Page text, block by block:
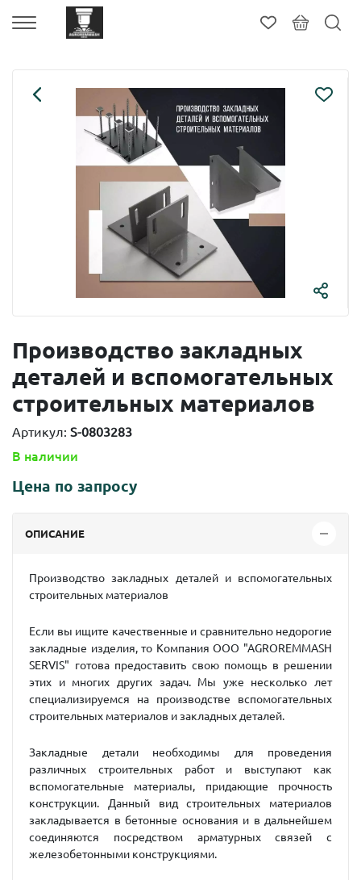
Производство закладных
деталей и вспомогательных
строительных материалов
Артикул: S-0803283
В наличии
Цена по запросу
ОПИСАНИЕ
Производство закладных деталей и вспомогательных
строительных материалов
Если вы ищите качественные и сравнительно недорогие
закладные изделия, то Компания OOO "AGROREMMASH
SERVIS" готова предоставить свою помощь в решении
этих и многих других задач. Мы уже несколько лет
специализируемся на производстве вспомогательных
строительных материалов и закладных деталей.
Закладные детали необходимы для проведения
различных строительных работ и выступают как
вспомогательные материалы, придающие прочность
конструкции. Данный вид строительных материалов
закладывается в бетонные основания и в дальнейшем
соединяются посредством арматурных связей с
железобетонными конструкциями.